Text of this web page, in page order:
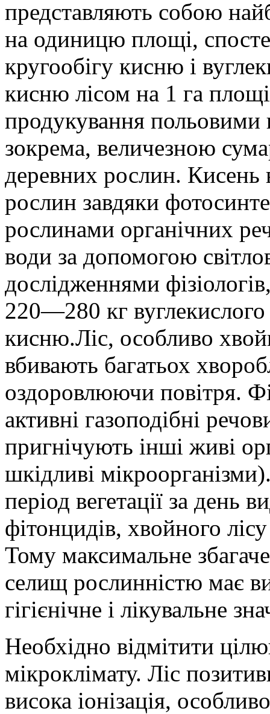
представляють собою
на одиницю площі,
кругообігу кисню і
кисню лісом на 1 га
продукування польовими
зокрема, величезною
деревних рослин. Кисень
рослин завдяки
рослинами органічних
води за допомогою
дослідженнями
220—280 кг
кисню.Ліс, особливо
вбивають багатьох
оздоровлюючи повітря.
активні газоподібні
пригнічують інші живі
шкідливі
період вегетації за день
фітонцидів, хвойного
Тому максимальне
селищ рослинністю має
гігієнічне і лікувальне
Необхідно відмітити
мікроклімату. Ліс
висока іонізація,